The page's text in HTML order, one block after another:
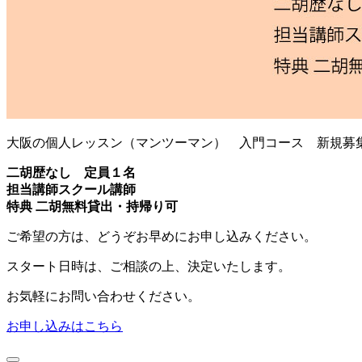
大阪の個人レッスン（マンツーマン） 入門コース 新規募
二胡歴なし 定員１名
担当講師スクール講師
特典 二胡無料貸出・持帰り可
ご希望の方は、どうぞお早めにお申し込みください。
スタート日時は、ご相談の上、決定いたします。
お気軽にお問い合わせください。
お申し込みはこちら